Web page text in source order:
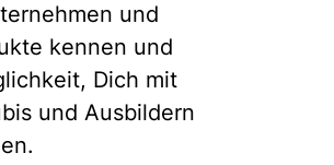
und
kennen und
Dich mit
und Ausbildern